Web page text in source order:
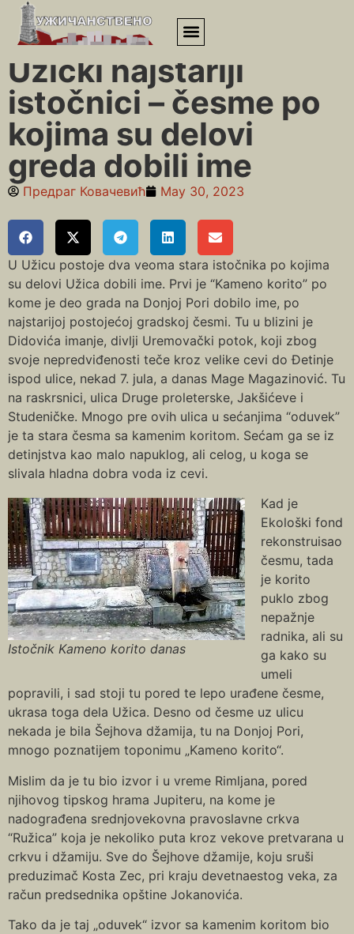
Почетна»Слануша»Užički najstariji istočnici – česme po kojima
su delovi greda dobili ime
Užički najstariji
istočnici – česme po
kojima su delovi
greda dobili ime
Предраг Ковачевић May 30, 2023
U Užicu postoje dva veoma stara istočnika po kojima
su delovi Užica dobili ime. Prvi je “Kameno korito” po
kome je deo grada na Donjoj Pori dobilo ime, po
najstarijoj postojećoj gradskoj česmi. Tu u blizini je
Didovića imanje, divlji Uremovački potok, koji zbog
svoje nepredviđenosti teče kroz velike cevi do Đetinje
ispod ulice, nekad 7. jula, a danas Mage Magazinović. Tu
na raskrsnici, ulica Druge proleterske, Jakšićeve i
Studeničke. Mnogo pre ovih ulica u sećanjima “oduvek”
je ta stara česma sa kamenim koritom. Sećam ga se iz
detinjstva kao malo napuklog, ali celog, u koga se
slivala hladna dobra voda iz cevi.
Istočnik Kameno korito danas
Kad je
Ekološki fond
rekonstruisao
česmu, tada
je korito
puklo zbog
nepažnje
radnika, ali su
ga kako su
umeli
popravili, i sad stoji tu pored te lepo urađene česme,
ukrasa toga dela Užica. Desno od česme uz ulicu
nekada je bila Šejhova džamija, tu na Donjoj Pori,
mnogo poznatijem toponimu „Kameno korito“.
Mislim da je tu bio izvor i u vreme Rimljana, pored
njihovog tipskog hrama Jupiteru, na kome je
nadograđena srednjovekovna pravoslavne crkva
“Ružica” koja je nekoliko puta kroz vekove pretvarana u
crkvu i džamiju. Sve do Šejhove džamije, koju sruši
preduzimač Kosta Zec, pri kraju devetnaestog veka, za
račun predsednika opštine Jokanovića.
Tako da je taj „oduvek“ izvor sa kamenim koritom bio